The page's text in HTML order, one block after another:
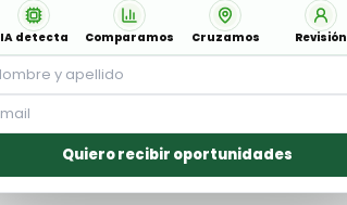
IA detecta Comparamos Cruzamos Revisión
Quiero recibir oportunidades